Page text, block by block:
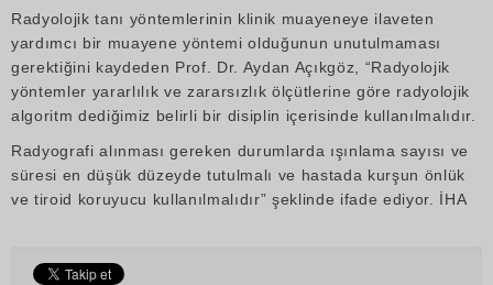
Radyolojik tanı yöntemlerinin klinik muayeneye ilaveten
yardımcı bir muayene yöntemi olduğunun unutulmaması
gerektiğini kaydeden Prof. Dr. Aydan Açıkgöz, “Radyolojik
yöntemler yararlılık ve zararsızlık ölçütlerine göre radyolojik
algoritm dediğimiz belirli bir disiplin içerisinde kullanılmalıdır.
Radyografi alınması gereken durumlarda ışınlama sayısı ve
süresi en düşük düzeyde tutulmalı ve hastada kurşun önlük
ve tiroid koruyucu kullanılmalıdır” şeklinde ifade ediyor. İHA